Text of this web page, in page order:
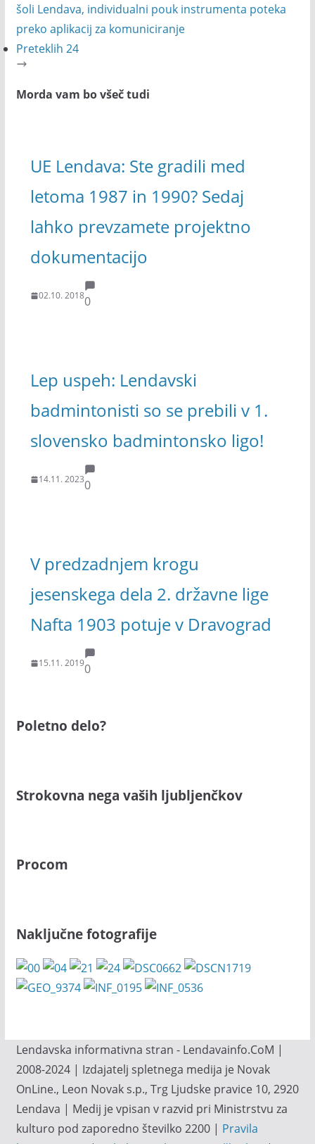
šoli Lendava, individualni pouk instrumenta poteka
preko aplikacij za komuniciranje
Preteklih 24
Morda vam bo všeč tudi
UE Lendava: Ste gradili med
letoma 1987 in 1990? Sedaj
lahko prevzamete projektno
dokumentacijo
02.10. 20180
Lep uspeh: Lendavski
badmintonisti so se prebili v 1.
slovensko badmintonsko ligo!
14.11. 20230
V predzadnjem krogu
jesenskega dela 2. državne lige
Nafta 1903 potuje v Dravograd
15.11. 20190
Poletno delo?
Strokovna nega vaših ljubljenčkov
Procom
Naključne fotografije
Lendavska informativna stran - Lendavainfo.CoM |
2008-2024 | Izdajatelj spletnega medija je Novak
OnLine., Leon Novak s.p., Trg Ljudske pravice 10, 2920
Lendava | Medij je vpisan v razvid pri Ministrstvu za
kulturo pod zaporedno številko 2200 | Pravila